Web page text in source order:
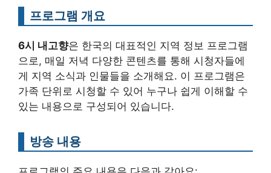
프로그램 개요
6시 내고향은 한국의 대표적인 지역 정보 프로그램
으로, 매일 저녁 다양한 콘텐츠를 통해 시청자들에
게 지역 소식과 인물들을 소개해요. 이 프로그램은
가족 단위로 시청할 수 있어 누구나 쉽게 이해할 수
있는 내용으로 구성되어 있습니다.
방송 내용